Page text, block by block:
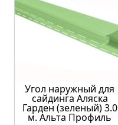
Угол наружный для
сайдинга Аляска
Гарден (зеленый) 3.0
м. Альта Профиль